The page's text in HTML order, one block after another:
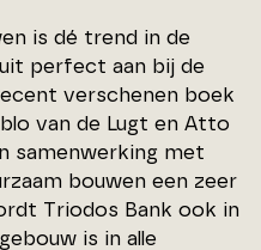
is dé trend in de
perfect aan bij de
verschenen boek
van de Lugt en Atto
samenwerking met
bouwen een zeer
Triodos Bank ook in
is in alle